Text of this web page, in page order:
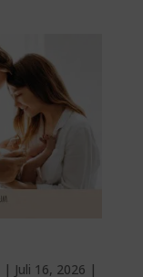
| Juli 16, 2026 |